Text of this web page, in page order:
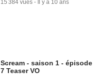
15 384 vues - Il y a 10 ans
Scream - saison 1 - épisode
7 Teaser VO